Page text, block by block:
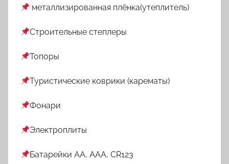
металлизированная плёнка(утеплитель)
Строительные степлеры
Топоры
Туристические коврики (карематы)
Фонари
Электроплиты
Батарейки АА, ААА, CR123